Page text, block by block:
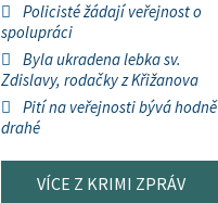
Policisté žádají veřejnost o
spolupráci
Byla ukradena lebka sv.
Zdislavy, rodačky z Křižanova
Pití na veřejnosti bývá hodně
drahé
VÍCE Z KRIMI ZPRÁV